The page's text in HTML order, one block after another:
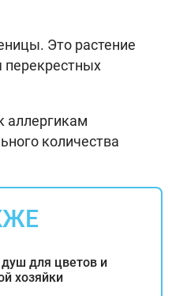
Это растение
перекрестных
аллергикам
количества
для цветов и
хозяйки